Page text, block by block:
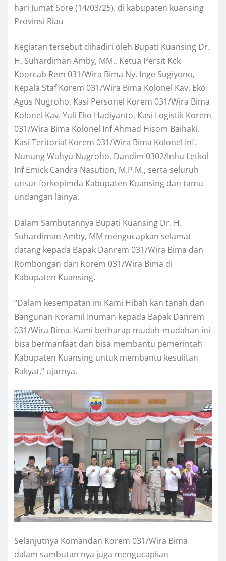
hari Jumat Sore (14/03/25). di kabupaten kuansing
Provinsi Riau
Kegiatan tersebut dihadiri oleh Bupati Kuansing Dr.
H. Suhardiman Amby, MM., Ketua Persit Kck
Koorcab Rem 031/Wira Bima Ny. Inge Sugiyono,
Kepala Staf Korem 031/Wira Bima Kolonel Kav. Eko
Agus Nugroho, Kasi Personel Korem 031/Wira Bima
Kolonel Kav. Yuli Eko Hadiyanto, Kasi Logistik Korem
031/Wira Bima Kolonel Inf Ahmad Hisom Baihaki,
Kasi Teritorial Korem 031/Wira Bima Kolonel Inf.
Nunung Wahyu Nugroho, Dandim 0302/Inhu Letkol
Inf Emick Candra Nasution, M.P.M., serta seluruh
unsur forkopimda Kabupaten Kuansing dan tamu
undangan lainya.
Dalam Sambutannya Bupati Kuansing Dr. H.
Suhardiman Amby, MM mengucapkan selamat
datang kepada Bapak Danrem 031/Wira Bima dan
Rombongan dari Korem 031/Wira Bima di
Kabupaten Kuansing.
“Dalam kesempatan ini Kami Hibah kan tanah dan
Bangunan Koramil Inuman kepada Bapak Danrem
031/Wira Bima. Kami berharap mudah-mudahan ini
bisa bermanfaat dan bisa membantu pemerintah
Kabupaten Kuansing untuk membantu kesulitan
Rakyat,” ujarnya.
Selanjutnya Komandan Korem 031/Wira Bima
dalam sambutan nya juga mengucapkan